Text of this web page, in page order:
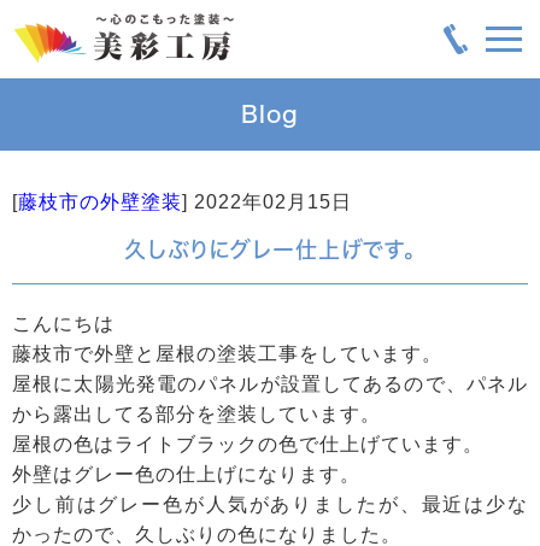
Blog
[藤枝市の外壁塗装] 2022年02月15日
久しぶりにグレー仕上げです。
こんにちは
藤枝市で外壁と屋根の塗装工事をしています。
屋根に太陽光発電のパネルが設置してあるので、パネル
から露出してる部分を塗装しています。
屋根の色はライトブラックの色で仕上げています。
外壁はグレー色の仕上げになります。
少し前はグレー色が人気がありましたが、最近は少な
かったので、久しぶりの色になりました。